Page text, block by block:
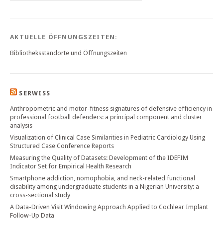
AKTUELLE ÖFFNUNGSZEITEN:
Bibliotheksstandorte und Öffnungszeiten
SERWISS
Anthropometric and motor-fitness signatures of defensive efficiency in
professional football defenders: a principal component and cluster
analysis
Visualization of Clinical Case Similarities in Pediatric Cardiology Using
Structured Case Conference Reports
Measuring the Quality of Datasets: Development of the IDEFIM
Indicator Set for Empirical Health Research
Smartphone addiction, nomophobia, and neck-related functional
disability among undergraduate students in a Nigerian University: a
cross-sectional study
A Data-Driven Visit Windowing Approach Applied to Cochlear Implant
Follow-Up Data